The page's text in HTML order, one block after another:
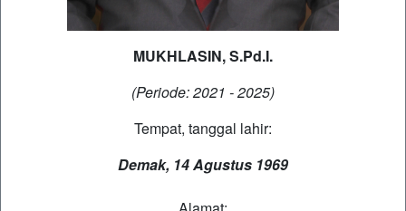
MUKHLASIN, S.Pd.I.
(Periode: 2021 - 2025)
Tempat, tanggal lahir:
Demak, 14 Agustus 1969